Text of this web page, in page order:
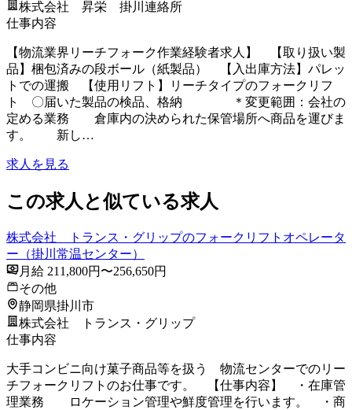
株式会社 昇栄 掛川連絡所
仕事内容
【物流業界リーチフォーク作業経験者求人】 【取り扱い製
品】梱包済みの段ボール（紙製品） 【入出庫方法】パレッ
トでの運搬 【使用リフト】リーチタイプのフォークリフ
ト 〇届いた製品の検品、格納 ＊変更範囲：会社の
定める業務 倉庫内の決められた保管場所へ商品を運びま
す。 新し…
求人を見る
この求人と似ている求人
株式会社 トランス・グリップのフォークリフトオペレータ
ー（掛川常温センター）
月給 211,800円〜256,650円
その他
静岡県掛川市
株式会社 トランス・グリップ
仕事内容
大手コンビニ向け菓子商品等を扱う 物流センターでのリー
チフォークリフトのお仕事です。 【仕事内容】 ・在庫管
理業務 ロケーション管理や鮮度管理を行います。 ・商